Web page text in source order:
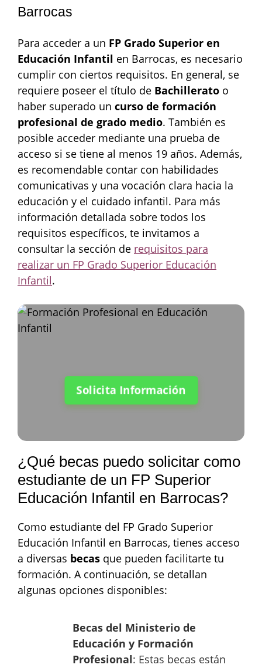
Barrocas
Para acceder a un FP Grado Superior en
Educación Infantil en Barrocas, es necesario
cumplir con ciertos requisitos. En general, se
requiere poseer el título de Bachillerato o
haber superado un curso de formación
profesional de grado medio. También es
posible acceder mediante una prueba de
acceso si se tiene al menos 19 años. Además,
es recomendable contar con habilidades
comunicativas y una vocación clara hacia la
educación y el cuidado infantil. Para más
información detallada sobre todos los
requisitos específicos, te invitamos a
consultar la sección de requisitos para
realizar un FP Grado Superior Educación
Infantil.
Solicita Información
¿Qué becas puedo solicitar como
estudiante de un FP Superior
Educación Infantil en Barrocas?
Como estudiante del FP Grado Superior
Educación Infantil en Barrocas, tienes acceso
a diversas becas que pueden facilitarte tu
formación. A continuación, se detallan
algunas opciones disponibles:
Becas del Ministerio de
Educación y Formación
Profesional: Estas becas están